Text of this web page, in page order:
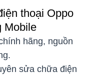
thoại Oppo
Mobile
hãng, nguồn
sửa chữa điện